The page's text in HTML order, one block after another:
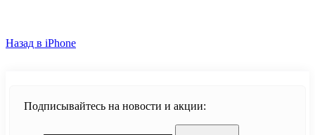
Назад в iPhone
Подписывайтесь на новости и акции: